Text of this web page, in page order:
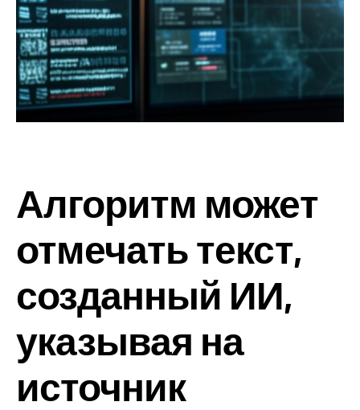
Алгоритм может
отмечать текст,
созданный ИИ,
указывая на
источник